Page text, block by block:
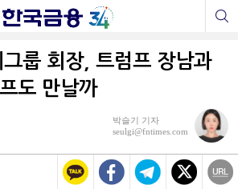
룹 회장, 트럼프 장남과
도 만날까
박슬기 기자
seulgi@fntimes.com